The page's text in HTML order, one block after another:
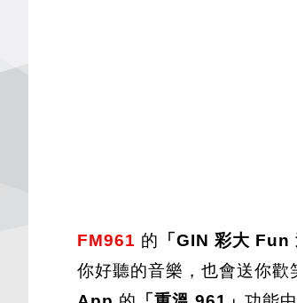
FM961 的 「GIN 彩大 Fun
你好聽的音樂，也會送你歡